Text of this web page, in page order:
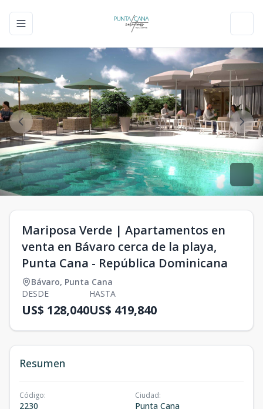
Toggle navigation menu
Mariposa Verde | Apartamentos en
venta en Bávaro cerca de la playa,
Punta Cana - República Dominicana
Bávaro, Punta Cana
DESDE
US$ 128,040
HASTA
US$ 419,840
Resumen
Código:
2230
Ciudad:
Punta Cana